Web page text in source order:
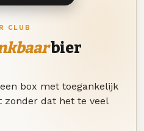
CLUB
bier
box met toegankelijk
zonder dat het te veel